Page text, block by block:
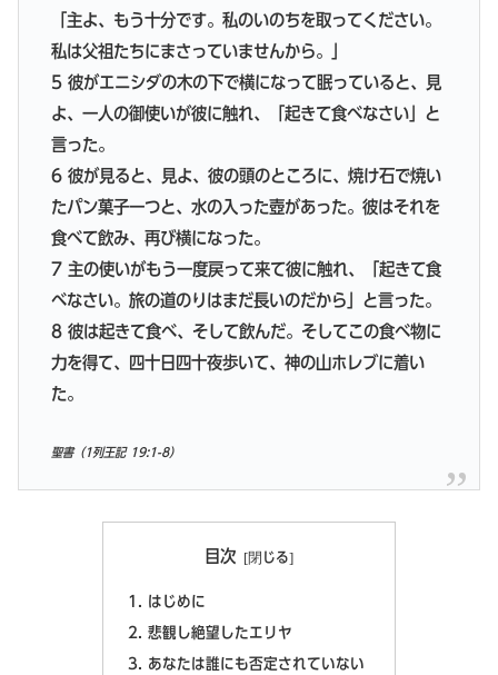
「主よ、もう十分です。私のいのちを取ってください。
私は父祖たちにまさっていませんから。」
5 彼がエニシダの木の下で横になって眠っていると、見
よ、一人の御使いが彼に触れ、「起きて食べなさい」と
言った。
6 彼が見ると、見よ、彼の頭のところに、焼け石で焼い
たパン菓子一つと、水の入った壺があった。彼はそれを
食べて飲み、再び横になった。
7 主の使いがもう一度戻って来て彼に触れ、「起きて食
べなさい。旅の道のりはまだ長いのだから」と言った。
8 彼は起きて食べ、そして飲んだ。そしてこの食べ物に
力を得て、四十日四十夜歩いて、神の山ホレブに着い
た。
聖書（1列王記 19:1-8）
目次
はじめに
悲観し絶望したエリヤ
あなたは誰にも否定されていない